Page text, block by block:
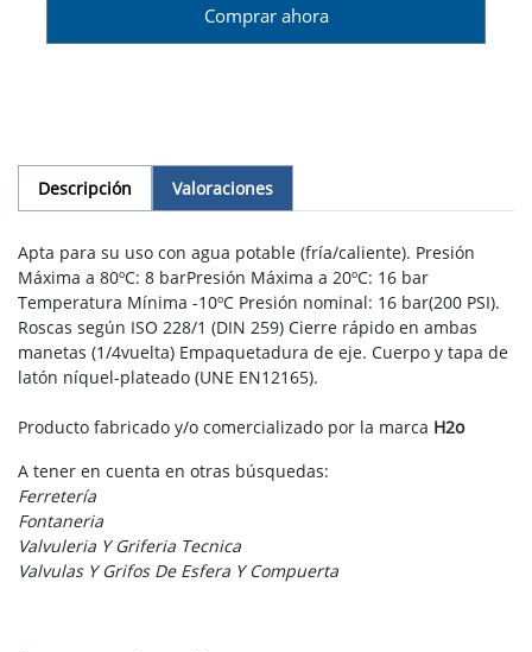
Comprar ahora
Descripción Valoraciones
Apta para su uso con agua potable (fría/caliente). Presión
Máxima a 80ºC: 8 barPresión Máxima a 20ºC: 16 bar
Temperatura Mínima -10ºC Presión nominal: 16 bar(200 PSI).
Roscas según ISO 228/1 (DIN 259) Cierre rápido en ambas
manetas (1/4vuelta) Empaquetadura de eje. Cuerpo y tapa de
latón níquel-plateado (UNE EN12165).
Producto fabricado y/o comercializado por la marca H2o
A tener en cuenta en otras búsquedas:
Ferretería
Fontaneria
Valvuleria Y Griferia Tecnica
Valvulas Y Grifos De Esfera Y Compuerta